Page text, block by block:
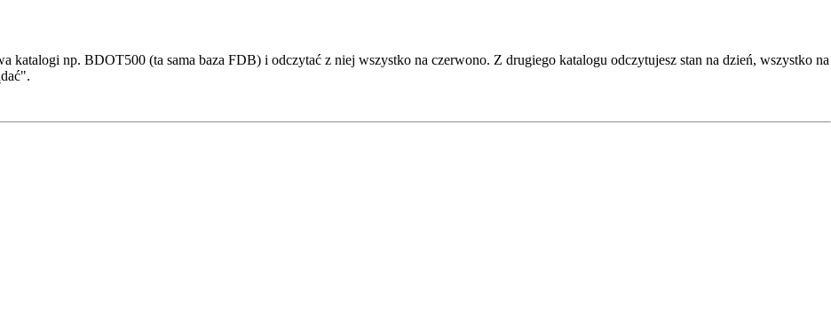
katalogi np. BDOT500 (ta sama baza FDB) i odczytać z niej wszystko na czerwono. Z drugiego katalogu odczytujesz stan na dzień, wszystko na